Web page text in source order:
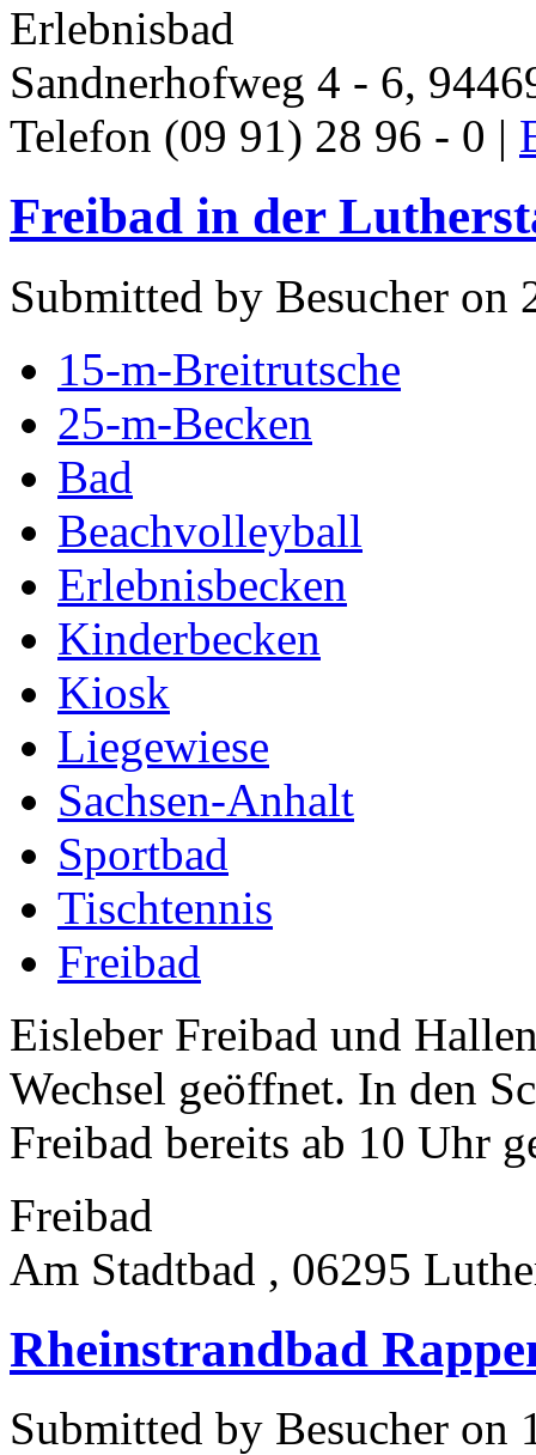
Erlebnisbad
Sandnerhofweg 4 - 6,
Telefon (09 91) 28 96 - 0 |
Freibad in der
Submitted by Besucher on
15-m-Breitrutsche
25-m-Becken
Bad
Beachvolleyball
Erlebnisbecken
Kinderbecken
Kiosk
Liegewiese
Sachsen-Anhalt
Sportbad
Tischtennis
Freibad
Eisleber Freibad und
Wechsel geöffnet. In den
Freibad bereits ab 10 Uhr
Freibad
Am Stadtbad , 06295
Rheinstrandbad
Submitted by Besucher on